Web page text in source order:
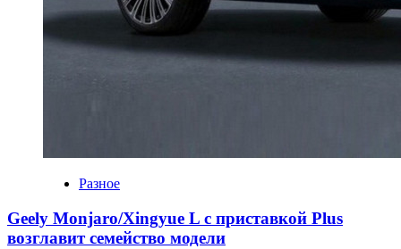
Разное
Geely Monjaro/Xingyue L с приставкой Plus
возглавит семейство модели